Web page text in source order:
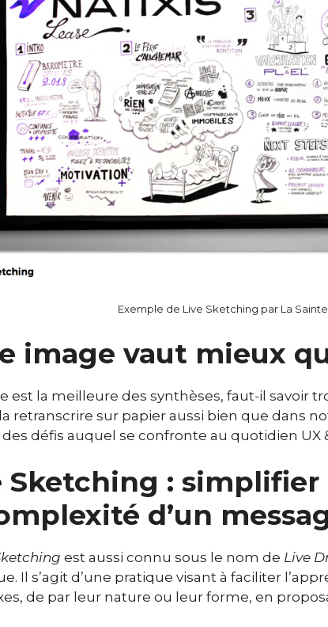
Exemple de Live Sketching par La
image vaut mieux
est la meilleure des synthèses, faut-il savoir
retranscrire sur papier aussi bien que dans
des défis auquel se confronte au quotidien UX
Sketching : simplifier
d’un
est aussi connu sous le nom de Live
Il s’agit d’une pratique visant à faciliter
de par leur nature ou leur forme, en